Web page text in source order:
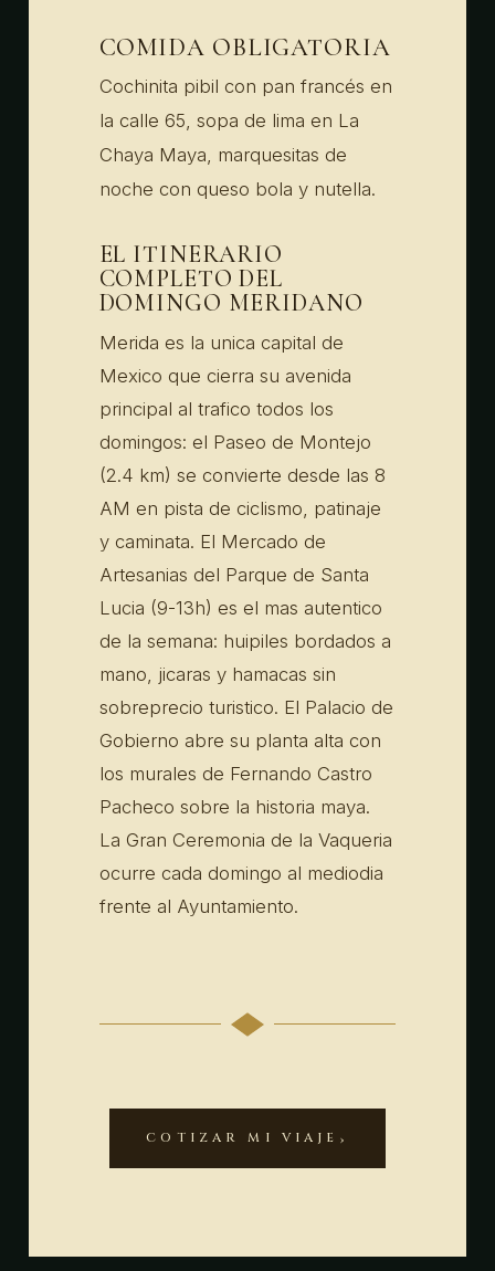
COMIDA OBLIGATORIA
Cochinita pibil con pan francés en
la calle 65, sopa de lima en La
Chaya Maya, marquesitas de
noche con queso bola y nutella.
EL ITINERARIO
COMPLETO DEL
DOMINGO MERIDANO
Merida es la unica capital de
Mexico que cierra su avenida
principal al trafico todos los
domingos: el Paseo de Montejo
(2.4 km) se convierte desde las 8
AM en pista de ciclismo, patinaje
y caminata. El Mercado de
Artesanias del Parque de Santa
Lucia (9-13h) es el mas autentico
de la semana: huipiles bordados a
mano, jicaras y hamacas sin
sobreprecio turistico. El Palacio de
Gobierno abre su planta alta con
los murales de Fernando Castro
Pacheco sobre la historia maya.
La Gran Ceremonia de la Vaqueria
ocurre cada domingo al mediodia
frente al Ayuntamiento.
COTIZAR MI VIAJE